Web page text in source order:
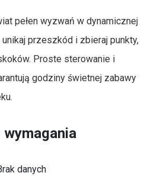
pełen wyzwań w dynamicznej
przeszkód i zbieraj punkty,
Proste sterowanie i
godziny świetnej zabawy
wymagania
danych